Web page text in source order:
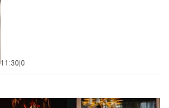
11:30 0